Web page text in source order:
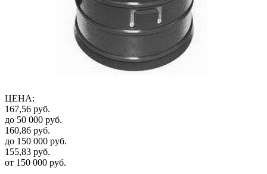
ЦЕНА:
167,56 руб.
до 50 000 руб.
160,86 руб.
до 150 000 руб.
155,83 руб.
от 150 000 руб.